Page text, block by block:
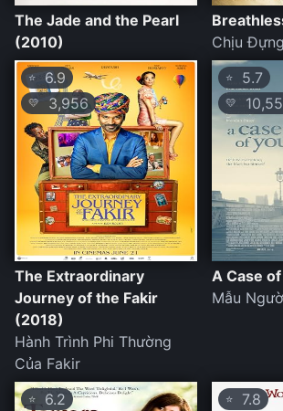
The Jade and the Pearl
(2010)
Chịu Đựng
⭐ 6.9
💛 3,956
The Extraordinary
Journey of the Fakir
(2018)
Hành Trình Phi Thường
Của Fakir
⭐ 5.7
💛
A Case
Mẫu
⭐ 6.2 ⭐ 7.8